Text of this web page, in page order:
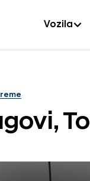
Vozila